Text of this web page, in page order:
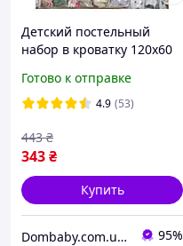
Детский постельный
набор в кроватку 120х60
Готово к отправке
4.9 (53)
343₴
443 ₴
Купить
Dombaby.com.ua - интернет магазин детских товаров 95%